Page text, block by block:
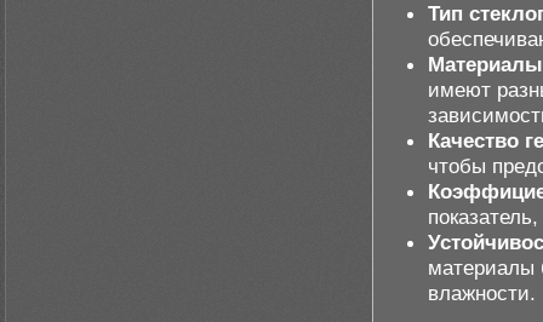
Тип
имеют
Качество
чтобы
материалы
влажности.